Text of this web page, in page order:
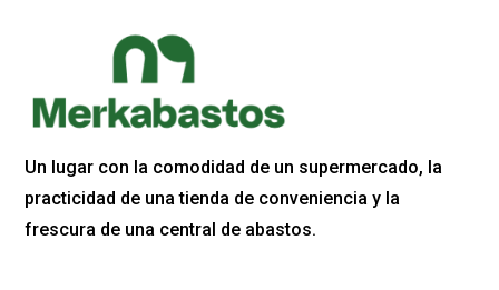
Un lugar con la comodidad de un supermercado, la
practicidad de una tienda de conveniencia y la
frescura de una central de abastos.